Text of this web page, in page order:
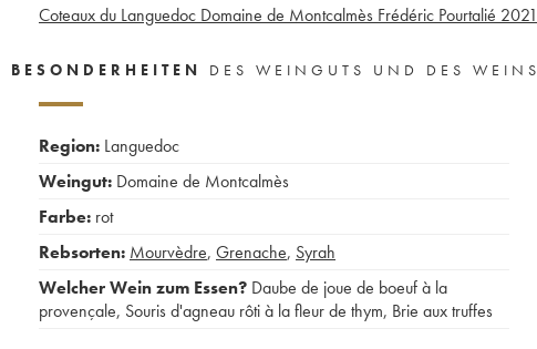
Coteaux du Languedoc Domaine de Montcalmès Frédéric Pourtalié 2021
BESONDERHEITEN DES WEINGUTS UND DES WEINS
Region: Languedoc
Weingut: Domaine de Montcalmès
Farbe: rot
Rebsorten: Mourvèdre, Grenache, Syrah
Welcher Wein zum Essen? Daube de joue de boeuf à la
provençale, Souris d'agneau rôti à la fleur de thym, Brie aux truffes